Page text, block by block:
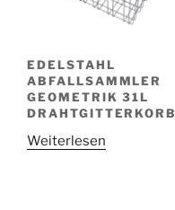
EDELSTAHL
ABFALLSAMMLER
GEOMETRIK 31L
DRAHTGITTERKORB
Weiterlesen